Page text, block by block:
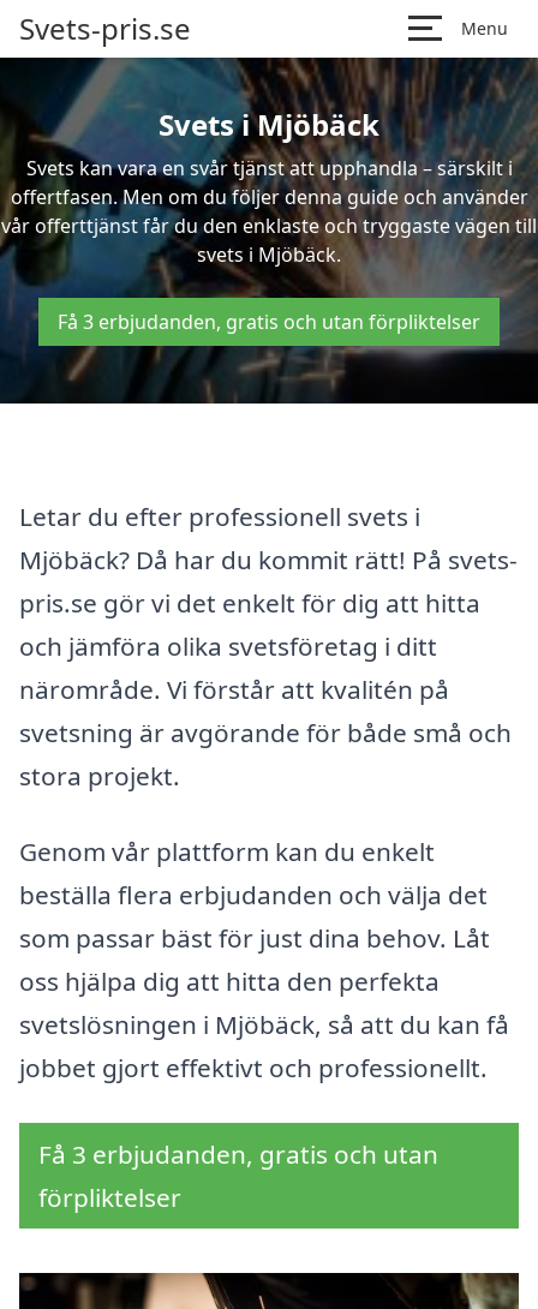
Svets-pris.se Menu
Svets i Mjöbäck
Svets kan vara en svår tjänst att upphandla – särskilt i
offertfasen. Men om du följer denna guide och använder
vår offerttjänst får du den enklaste och tryggaste vägen till
svets i Mjöbäck.
Få 3 erbjudanden, gratis och utan förpliktelser
Letar du efter professionell svets i
Mjöbäck? Då har du kommit rätt! På svets-
pris.se gör vi det enkelt för dig att hitta
och jämföra olika svetsföretag i ditt
närområde. Vi förstår att kvalitén på
svetsning är avgörande för både små och
stora projekt.
Genom vår plattform kan du enkelt
beställa flera erbjudanden och välja det
som passar bäst för just dina behov. Låt
oss hjälpa dig att hitta den perfekta
svetslösningen i Mjöbäck, så att du kan få
jobbet gjort effektivt och professionellt.
Få 3 erbjudanden, gratis och utan
förpliktelser